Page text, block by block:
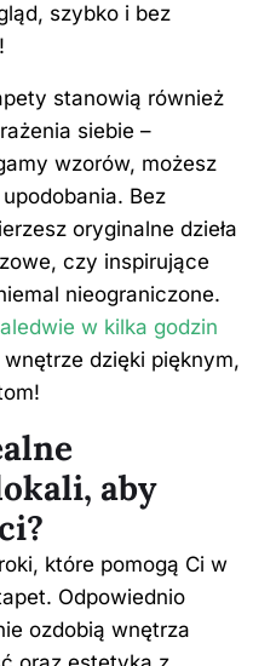
szybko i bez
stanowią również
siebie –
wzorów, możesz
Bez
oryginalne dzieła
czy inspirujące
nieograniczone.
w kilka godzin
dzięki pięknym,
aby
które pomogą Ci w
Odpowiednio
ozdobią wnętrza